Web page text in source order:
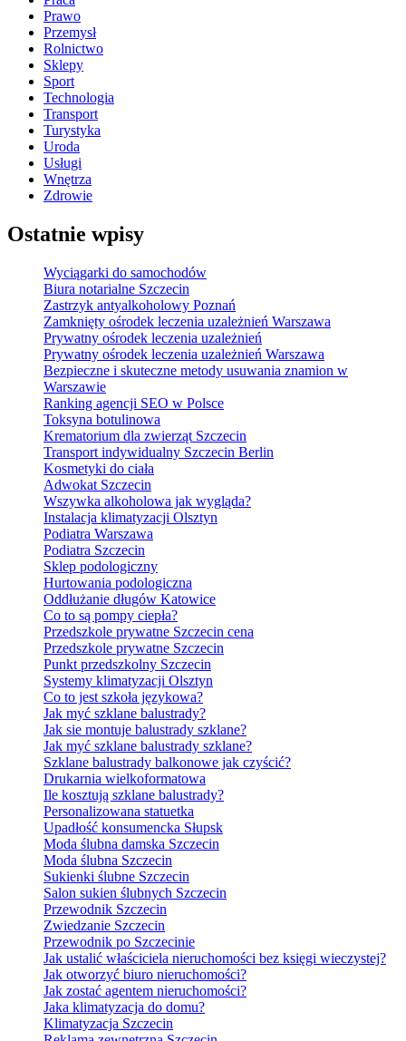
Prawo
Przemysł
Rolnictwo
Sklepy
Sport
Technologia
Transport
Turystyka
Uroda
Usługi
Wnętrza
Zdrowie
Ostatnie wpisy
Wyciągarki do samochodów
Biura notarialne Szczecin
Zastrzyk antyalkoholowy Poznań
Zamknięty ośrodek leczenia uzależnień Warszawa
Prywatny ośrodek leczenia uzależnień
Prywatny ośrodek leczenia uzależnień Warszawa
Bezpieczne i skuteczne metody usuwania znamion w
Warszawie
Ranking agencji SEO w Polsce
Toksyna botulinowa
Krematorium dla zwierząt Szczecin
Transport indywidualny Szczecin Berlin
Kosmetyki do ciała
Adwokat Szczecin
Wszywka alkoholowa jak wygląda?
Instalacja klimatyzacji Olsztyn
Podiatra Warszawa
Podiatra Szczecin
Sklep podologiczny
Hurtowania podologiczna
Oddłużanie długów Katowice
Co to są pompy ciepła?
Przedszkole prywatne Szczecin cena
Przedszkole prywatne Szczecin
Punkt przedszkolny Szczecin
Systemy klimatyzacji Olsztyn
Co to jest szkoła językowa?
Jak myć szklane balustrady?
Jak sie montuje balustrady szklane?
Jak myć szklane balustrady szklane?
Szklane balustrady balkonowe jak czyścić?
Drukarnia wielkoformatowa
Ile kosztują szklane balustrady?
Personalizowana statuetka
Upadłość konsumencka Słupsk
Moda ślubna damska Szczecin
Moda ślubna Szczecin
Sukienki ślubne Szczecin
Salon sukien ślubnych Szczecin
Przewodnik Szczecin
Zwiedzanie Szczecin
Przewodnik po Szczecinie
Jak ustalić właściciela nieruchomości bez księgi wieczystej?
Jak otworzyć biuro nieruchomości?
Jak zostać agentem nieruchomości?
Jaka klimatyzacja do domu?
Klimatyzacja Szczecin